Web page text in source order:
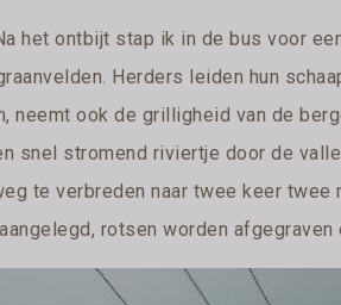
het ontbijt stap ik in de bus voor
Herders leiden hun
neemt ook de grilligheid van de
snel stromend riviertje door de
te verbreden naar twee keer
rotsen worden